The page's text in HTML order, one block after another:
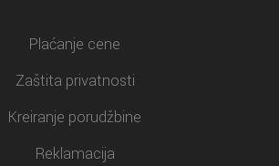
Plaćanje cene
Zaštita privatnosti
Kreiranje porudžbine
Reklamacija